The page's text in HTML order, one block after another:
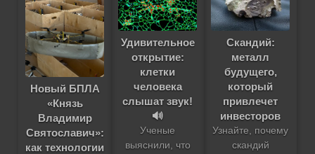
Новый БПЛА
«Князь
Владимир
Святославич»:
как технологии
Удивительное
открытие:
клетки
человека
слышат звук!
🔊
Ученые
выяснили, что
Скандий:
металл
будущего,
который
привлечет
инвесторов
Узнайте, почему
скандий